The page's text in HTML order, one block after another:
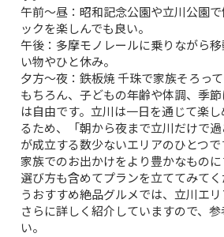
TOP
CONCEPT
PICK UP
MENU
午前〜昼 ：昭和記念公園や立川公園
ックを楽しんでも良い。
午後 ：多摩モノレールに乗りながら
い物やひと休み。
夕方〜夜 ：鉄板焼 千珠で家族そろっ
もちろん、子どもの年齢や体調、季
は自由です。立川は一日を通じて楽
るため、「朝から夜まで立川だけで
が成立する数少ないエリアのひとつで
家族でのお出かけをより豊かなもの
選び方も含めてプランを立ててみてく
うおすすめ絶品グルメでは、立川エ
さらに詳しく紹介していますので、
い。